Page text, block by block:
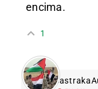
encima.
1